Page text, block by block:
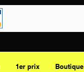
1er prix Boutique